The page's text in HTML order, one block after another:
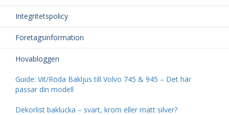
Integritetspolicy
Företagsinformation
Hovabloggen
Guide: Vit/Röda Bakljus till Volvo 745 & 945 – Det här
passar din modell
Dekorlist baklucka – svart, krom eller matt silver?